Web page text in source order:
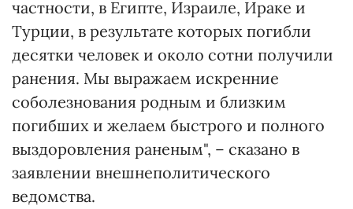
частности, в Египте, Израиле, Ираке и
Турции, в результате которых погибли
десятки человек и около сотни получили
ранения. Мы выражаем искренние
соболезнования родным и близким
погибших и желаем быстрого и полного
выздоровления раненым", – сказано в
заявлении внешнеполитического
ведомства.